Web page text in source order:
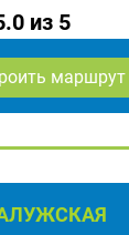
из 5
маршрут